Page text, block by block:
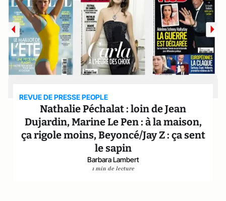
REVUE DE PRESSE PEOPLE
Nathalie Péchalat : loin de Jean
Dujardin, Marine Le Pen : à la maison,
ça rigole moins, Beyoncé/Jay Z : ça sent
le sapin
Barbara Lambert
1 min de lecture